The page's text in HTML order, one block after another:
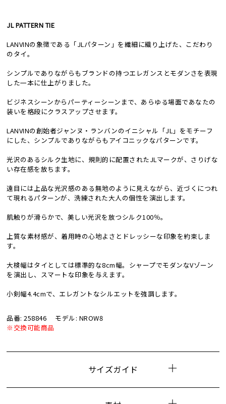
JL PATTERN TIE
LANVINの象徴である「JLパターン」を繊細に織り上げた、こだわり
のタイ。
シンプルでありながらもブランドの持つエレガンスとモダンさを表現
した一本に仕上がりました。
ビジネスシーンからパーティーシーンまで、あらゆる場面であなたの
装いを格段にクラスアップさせます。
LANVINの創始者ジャンヌ・ランバンのイニシャル「JL」をモチーフ
にした、シンプルでありながらもアイコニックなパターンです。
光沢のあるシルク生地に、規則的に配置されたJLマークが、さりげな
い存在感を放ちます。
遠目には上品な光沢感のある無地のように見えながら、近づくにつれ
て現れるパターンが、洗練された大人の個性を演出します。
肌触りが滑らかで、美しい光沢を放つシルク100％。
上質な素材感が、着用時の心地よさとドレッシーな印象を約束しま
す。
大検幅はタイとしては標準的な8cm幅。シャープでモダンなVゾーン
を演出し、スマートな印象を与えます。
小剣幅4.4cmで、エレガントなシルエットを強調します。
品番: 258846
モデル: NROW8
※交換可能商品
サイズガイド